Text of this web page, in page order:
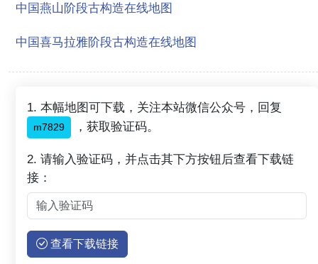
中国燕山阶段古构造在线地图
中国喜马拉雅阶段古构造在线地图
1. 本幅地图可下载，关注本站微信公众号，回复
m7829 ，获取验证码。
2. 请输入验证码，并点击其下方按钮后查看下载链
接：
查看下载链接